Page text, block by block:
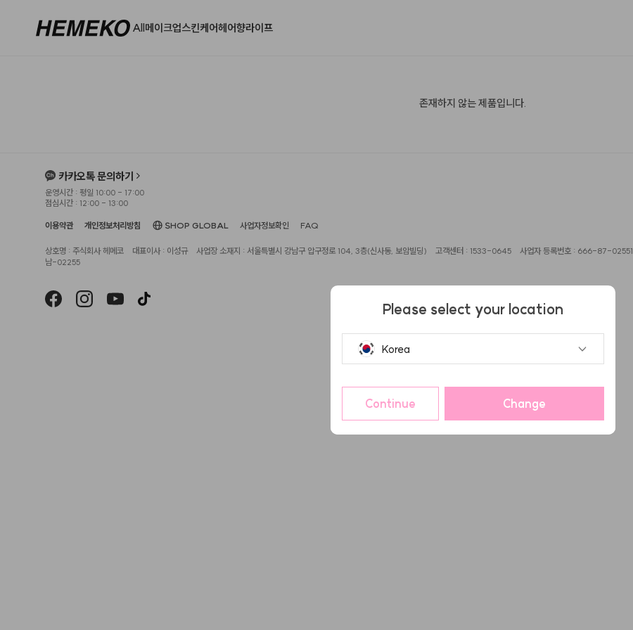
All메이크업스킨케어헤어향라이프
존재하지 않는 제품입니다.
카카오톡 문의하기
운영시간 : 평일 10:00 - 17:00
점심시간 : 12:00 - 13:00
이용약관 개인정보처리방침 SHOP GLOBAL 사업자정보확인 FAQ
상호명 : 주식회사 헤메코 대표이사 : 이성규 사업장 소재지 : 서울특별시 강남구 압구정로 104, 3층(신사동, 보암빌딩) 고객센터 : 1533-0645 사업자 등록번호 : 666-87-02551
남-02255
Please select your location
Korea
Continue Change